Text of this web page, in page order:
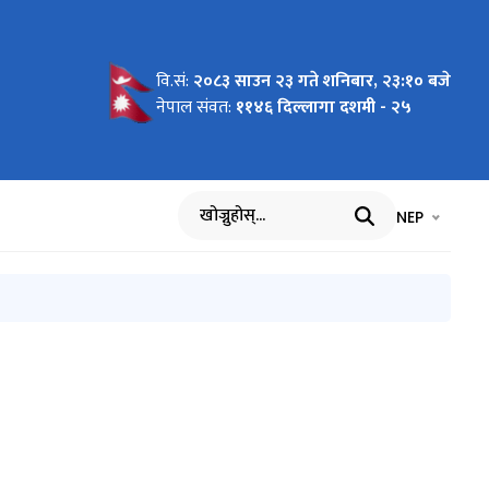
।
सूचना ! वि.सं: २०८३ साउन २३ गते शनिबार, २३:१० बजे
नेपाल संवत: ११४६ दिल्लागा दशमी - २५
खोज्नुहोस् भाषा चयन
NEP